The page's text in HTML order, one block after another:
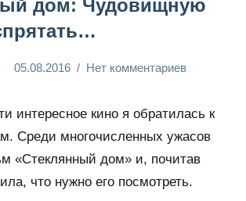
дом: Чудовищную
05.08.2016 Нет комментариев
интересное кино я обратилась к
Среди многочисленных ужасов
«Стеклянный дом» и, почитав
что нужно его посмотреть.